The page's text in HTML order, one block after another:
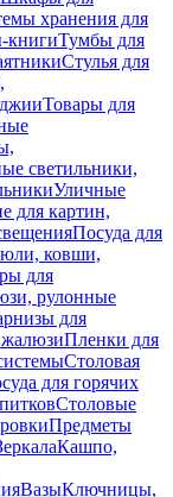
хранения для
книгиТумбы для
Стулья для
Товары для
светильники,
Уличные
для картин,
Посуда для
ковши,
для
рулонные
для
Пленки для
Столовая
для горячих
Столовые
Предметы
Кашпо,
ВазыКлючницы,